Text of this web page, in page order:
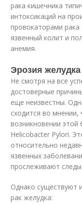
рака кишечника
интоксикаций на
провокаторами рака
язвенный колит и
анемия.
Эрозия
Не смотря на все
достоверные
еще неизвестны.
сходится во
возникновении этой
Helicobacter Pylori.
относительно
язвенных
прослеживают
Однако существуют
рак желудка: